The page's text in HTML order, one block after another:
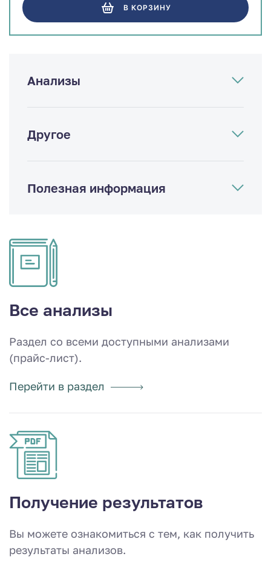
Анализы
Другое
Полезная информация
В КОРЗИНУ
Все анализы
Раздел со всеми доступными анализами
(прайс-лист).
Перейти в раздел
Получение результатов
Вы можете ознакомиться с тем, как получить
результаты анализов.